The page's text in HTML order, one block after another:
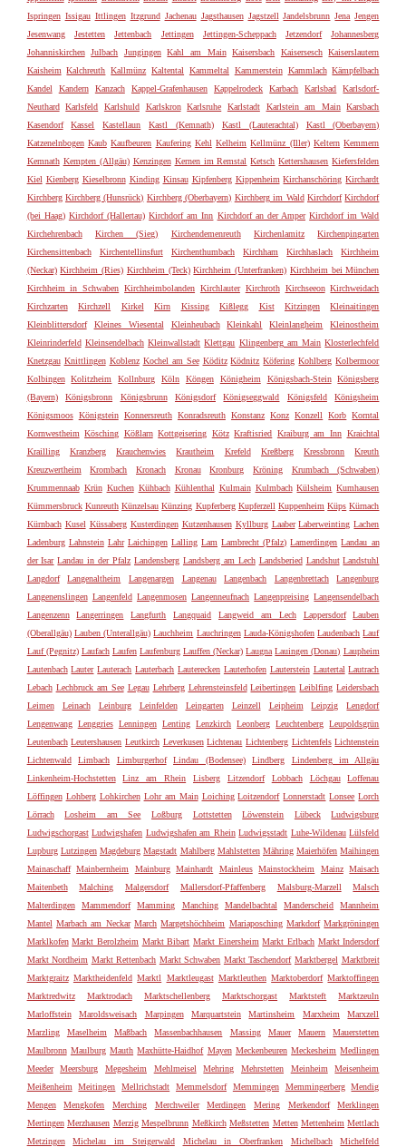
Ispringen Issigau Ittlingen Itzgrund Jachenau Jagsthausen Jagstzell Jandelsbrunn Jena Jengen
Jesenwang
Jestetten Jettenbach Jettingen Jettingen-Scheppach Jetzendorf
Johannesberg
Johanniskirchen
Julbach Jungingen Kahl am Main Kaisersbach Kaisersesch
Kaiserslautern
Kaisheim Kalchreuth Kallmünz Kaltental Kammeltal Kammerstein Kammlach Kämpfelbach
Kandel
Kandern Kanzach Kappel-Grafenhausen Kappelrodeck Karbach Karlsbad
Karlsdorf-
Neuthard
Karlsfeld Karlshuld Karlskron Karlsruhe Karlstadt Karlstein am Main
Karsbach
Kasendorf
Kassel Kastellaun Kastl (Kemnath) Kastl (Lauterachtal)
Kastl (Oberbayern)
Katzenelnbogen Kaub Kaufbeuren Kaufering Kehl Kelheim Kellmünz (Iller) Keltern Kemmern
Kemnath Kempten (Allgäu) Kenzingen Kernen im Remstal Ketsch Kettershausen Kiefersfelden
Kiel Kienberg Kieselbronn Kinding Kinsau Kipfenberg Kippenheim Kirchanschöring Kirchardt
Kirchberg Kirchberg (Hunsrück) Kirchberg (Oberbayern) Kirchberg im Wald Kirchdorf Kirchdorf
(bei Haag) Kirchdorf (Hallertau) Kirchdorf am Inn Kirchdorf an der Amper Kirchdorf im Wald
Kirchehrenbach
Kirchen (Sieg) Kirchendemenreuth Kirchenlamitz
Kirchenpingarten
Kirchensittenbach
Kirchentellinsfurt Kirchenthumbach Kirchham Kirchhaslach
Kirchheim
(Neckar) Kirchheim (Ries) Kirchheim (Teck) Kirchheim (Unterfranken) Kirchheim bei München
Kirchheim in Schwaben Kirchheimbolanden Kirchlauter Kirchroth Kirchseeon Kirchweidach
Kirchzarten
Kirchzell Kirkel Kirn Kissing Kißlegg Kist Kitzingen
Kleinaitingen
Kleinblittersdorf
Kleines Wiesental Kleinheubach Kleinkahl Kleinlangheim
Kleinostheim
Kleinrinderfeld Kleinsendelbach Kleinwallstadt Klettgau Klingenberg am Main Klosterlechfeld
Knetzgau Knittlingen Koblenz Kochel am See Köditz Ködnitz Köfering Kohlberg Kolbermoor
Kolbingen
Kolitzheim Kollnburg Köln Köngen Königheim Königsbach-Stein
Königsberg
(Bayern)
Königsbronn Königsbrunn Königsdorf Königseggwald Königsfeld
Königsheim
Königsmoos Königstein Konnersreuth Konradsreuth Konstanz Konz Konzell Korb Korntal
Kornwestheim Kösching Kößlarn Kottgeisering Kötz Kraftisried Kraiburg am Inn Kraichtal
Krailling
Kranzberg Krauchenwies Krautheim Krefeld Kreßberg Kressbronn
Kreuth
Kreuzwertheim
Krombach Kronach Kronau Kronburg Kröning
Krumbach (Schwaben)
Krummennaab Krün Kuchen Kühbach Kühlenthal Kulmain Kulmbach Külsheim Kumhausen
Kümmersbruck Kunreuth Künzelsau Künzing Kupferberg Kupferzell Kuppenheim Küps Kürnach
Kürnbach Kusel Küssaberg Kusterdingen Kutzenhausen Kyllburg Laaber Laberweinting Lachen
Ladenburg Lahnstein Lahr Laichingen Lalling Lam Lambrecht (Pfalz) Lamerdingen Landau an
der Isar Landau in der Pfalz Landensberg Landsberg am Lech Landsberied Landshut Landstuhl
Langdorf
Langenaltheim Langenargen Langenau Langenbach Langenbrettach
Langenburg
Langenenslingen Langenfeld Langenmosen Langenneufnach Langenpreising Langensendelbach
Langenzenn
Langerringen Langfurth Langquaid Langweid am Lech Lappersdorf
Lauben
(Oberallgäu) Lauben (Unterallgäu) Lauchheim Lauchringen Lauda-Königshofen Laudenbach Lauf
Lauf (Pegnitz) Laufach Laufen Laufenburg Lauffen (Neckar) Laugna Lauingen (Donau) Laupheim
Lautenbach Lauter Lauterach Lauterbach Lauterecken Lauterhofen Lauterstein Lautertal Lautrach
Lebach Lechbruck am See Legau Lehrberg Lehrensteinsfeld Leibertingen Leiblfing Leidersbach
Leimen
Leinach Leinburg Leinfelden Leingarten Leinzell Leipheim Leipzig
Lengdorf
Lengenwang Lenggries Lenningen Lenting Lenzkirch Leonberg Leuchtenberg Leupoldsgrün
Leutenbach Leutershausen Leutkirch Leverkusen Lichtenau Lichtenberg Lichtenfels Lichtenstein
Lichtenwald
Limbach Limburgerhof Lindau (Bodensee) Lindberg
Lindenberg im Allgäu
Linkenheim-Hochstetten
Linz am Rhein Lisberg Litzendorf Lobbach Löchgau
Loffenau
Löffingen Lohberg Lohkirchen Lohr am Main Loiching Loitzendorf Lonnerstadt Lonsee Lorch
Lörrach
Losheim am See Loßburg Lottstetten Löwenstein Lübeck
Ludwigsburg
Ludwigschorgast Ludwigshafen Ludwigshafen am Rhein Ludwigsstadt Luhe-Wildenau Lülsfeld
Lupburg Lutzingen Magdeburg Magstadt Mahlberg Mahlstetten Mähring Maierhöfen Maihingen
Mainaschaff Mainbernheim Mainburg Mainhardt Mainleus Mainstockheim Mainz Maisach
Maitenbeth
Malching Malgersdorf Mallersdorf-Pfaffenberg Malsburg-Marzell
Malsch
Malterdingen
Mammendorf Mamming Manching Mandelbachtal Manderscheid
Mannheim
Mantel Marbach am Neckar March Margetshöchheim Mariaposching Markdorf Markgröningen
Marklkofen Markt Berolzheim Markt Bibart Markt Einersheim Markt Erlbach Markt Indersdorf
Markt Nordheim Markt Rettenbach Markt Schwaben Markt Taschendorf Marktbergel Marktbreit
Marktgraitz Marktheidenfeld Marktl Marktleugast Marktleuthen Marktoberdorf Marktoffingen
Marktredwitz
Marktrodach Marktschellenberg Marktschorgast Marktsteft
Marktzeuln
Marloffstein
Maroldsweisach Marpingen Marquartstein Martinsheim Marxheim
Marxzell
Marzling
Maselheim Maßbach Massenbachhausen Massing Mauer Mauern
Mauerstetten
Maulbronn Maulburg Mauth Maxhütte-Haidhof Mayen Meckenbeuren Meckesheim Medlingen
Meeder
Meersburg Megesheim Mehlmeisel Mehring Mehrstetten Meinheim
Meisenheim
Meißenheim
Meitingen Mellrichstadt Memmelsdorf Memmingen Memmingerberg
Mendig
Mengen
Mengkofen Merching Merchweiler Merdingen Mering Merkendorf
Merklingen
Mertingen Merzhausen Merzig Mespelbrunn Meßkirch Meßstetten Metten Mettenheim Mettlach
Metzingen
Michelau im Steigerwald Michelau in Oberfranken Michelbach
Michelfeld